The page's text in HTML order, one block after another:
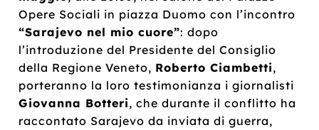
Opere Sociali in piazza Duomo con l’incontro
“Sarajevo nel mio cuore”: dopo
l’introduzione del Presidente del Consiglio
della Regione Veneto, Roberto Ciambetti,
porteranno la loro testimonianza i giornalisti
Giovanna Botteri, che durante il conflitto ha
raccontato Sarajevo da inviata di guerra,